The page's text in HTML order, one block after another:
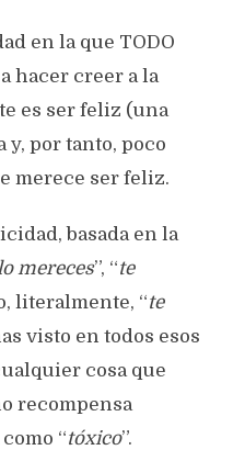
en la que TODO
hacer creer a la
es ser feliz (una
y, por tanto, poco
merece ser feliz.
basada en la
mereces”, “te
literalmente, “te
visto en todos esos
cosa que
recompensa
“tóxico”.